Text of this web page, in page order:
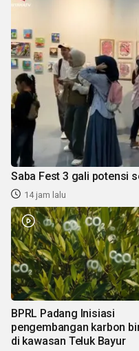
Saba Fest 3 gali potensi
14 jam lalu
BPRL Padang Inisiasi
pengembangan karbon
di kawasan Teluk Bayur